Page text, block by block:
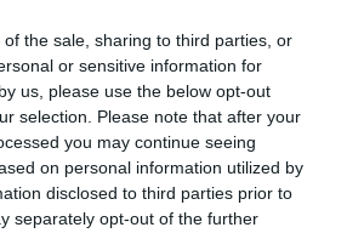
the sale, sharing to third parties, or
or sensitive information for
us, please use the below opt-out
selection. Please note that after your
you may continue seeing
on personal information utilized by
disclosed to third parties prior to
separately opt-out of the further